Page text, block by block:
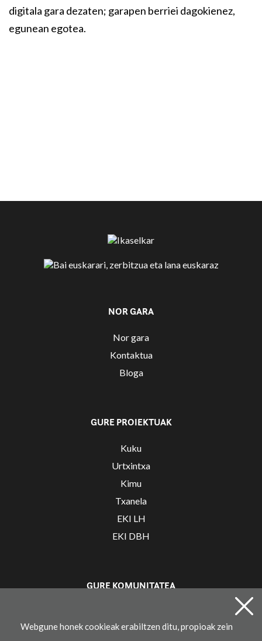
digitala gara dezaten; garapen berriei dagokienez,
egunean egotea.
NOR GARA
Nor gara
Kontaktua
Bloga
GURE PROIEKTUAK
Kuku
Urtxintxa
Kimu
Txanela
EKI LH
EKI DBH
GURE KOMUNITATEA
Webgune honek cookieak erabiltzen ditu, propioak zein